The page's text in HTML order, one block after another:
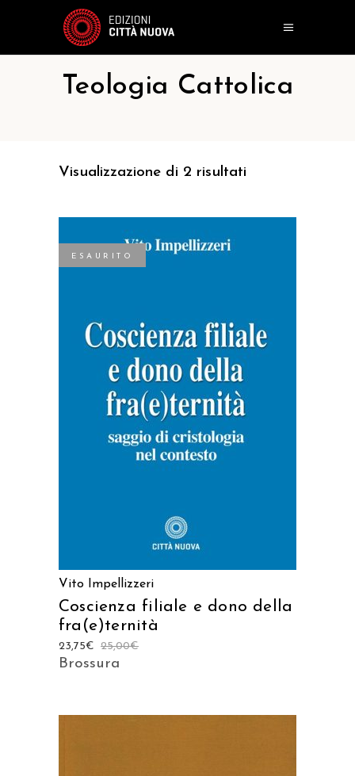
Teologia Cattolica
Visualizzazione di 2 risultati
ESAURITO
LEGGI TUTTO
Vito Impellizzeri
Coscienza filiale e dono della
fra(e)ternità
25,00€
23,75€
Brossura